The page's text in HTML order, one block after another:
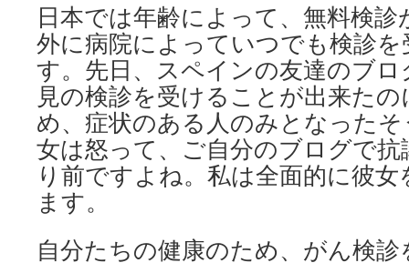
日本では年齢によって、無料検
外に病院によっていつでも検診
す。先日、スペインの友達のブ
見の検診を受けることが出来た
め、症状のある人のみとなった
女は怒って、ご自分のブログで
り前ですよね。私は全面的に彼
ます。
自分たちの健康のため、がん検